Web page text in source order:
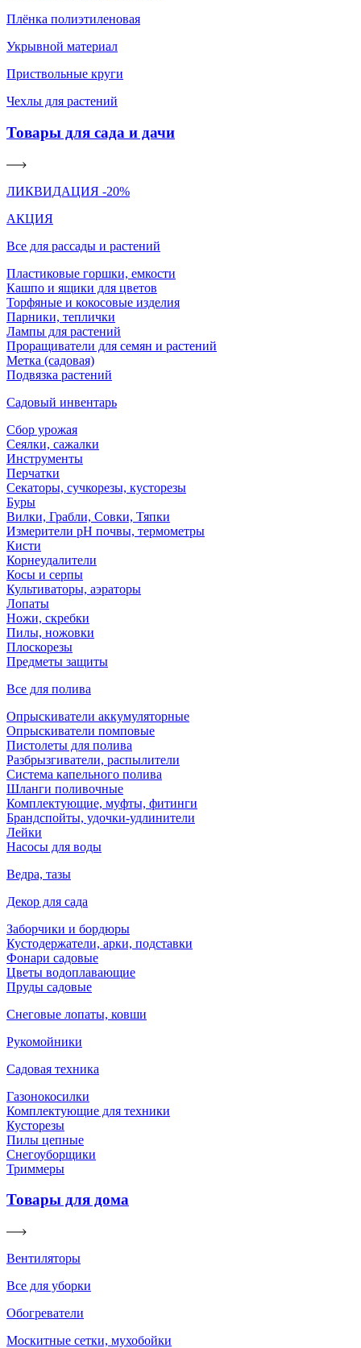
Плёнка полиэтиленовая
Укрывной материал
Приствольные круги
Чехлы для растений
Товары для сада и дачи
ЛИКВИДАЦИЯ -20%
АКЦИЯ
Все для рассады и растений
Пластиковые горшки, емкости
Кашпо и ящики для цветов
Торфяные и кокосовые изделия
Парники, теплички
Лампы для растений
Проращиватели для семян и растений
Метка (садовая)
Подвязка растений
Садовый инвентарь
Сбор урожая
Сеялки, сажалки
Инструменты
Перчатки
Секаторы, сучкорезы, кусторезы
Буры
Вилки, Грабли, Совки, Тяпки
Измерители pH почвы, термометры
Кисти
Корнеудалители
Косы и серпы
Культиваторы, аэраторы
Лопаты
Ножи, скребки
Пилы, ножовки
Плоскорезы
Предметы защиты
Все для полива
Опрыскиватели аккумуляторные
Опрыскиватели помповые
Пистолеты для полива
Разбрызгиватели, распылители
Система капельного полива
Шланги поливочные
Комплектующие, муфты, фитинги
Брандспойты, удочки-удлинители
Лейки
Насосы для воды
Ведра, тазы
Декор для сада
Заборчики и бордюры
Кустодержатели, арки, подставки
Фонари садовые
Цветы водоплавающие
Пруды садовые
Снеговые лопаты, ковши
Рукомойники
Садовая техника
Газонокосилки
Комплектующие для техники
Кусторезы
Пилы цепные
Снегоуборщики
Триммеры
Товары для дома
Вентиляторы
Все для уборки
Обогреватели
Москитные сетки, мухобойки